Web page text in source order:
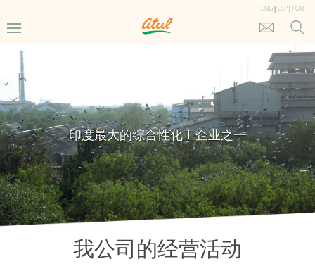
ENG ESP POR
印度最大的综合性化工企业之一
我公司的经营活动